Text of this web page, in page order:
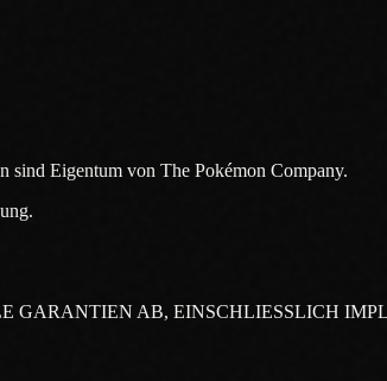
sind Eigentum von The Pokémon Company.
GARANTIEN AB, EINSCHLIESSLICH